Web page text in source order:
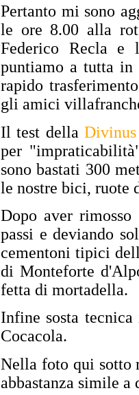
Pertanto mi sono
le ore 8.00 alla
Federico Recla e
puntiamo a tutta in
rapido
gli amici
Il test della
per
sono bastati 300
le nostre bici, ruote
Dopo aver
passi e deviando
cementoni tipici
di Monteforte
fetta di mortadella.
Infine sosta
Cocacola.
Nella foto qui sotto
abbastanza simile